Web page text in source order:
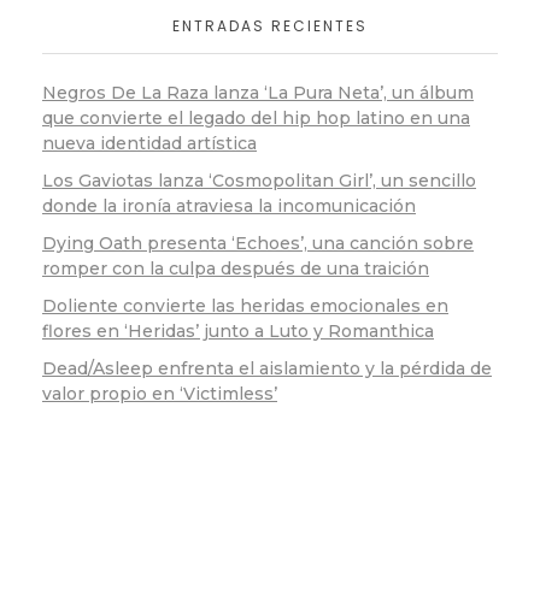
ENTRADAS RECIENTES
Negros De La Raza lanza ‘La Pura Neta’, un álbum
que convierte el legado del hip hop latino en una
nueva identidad artística
Los Gaviotas lanza ‘Cosmopolitan Girl’, un sencillo
donde la ironía atraviesa la incomunicación
Dying Oath presenta ‘Echoes’, una canción sobre
romper con la culpa después de una traición
Doliente convierte las heridas emocionales en
flores en ‘Heridas’ junto a Luto y Romanthica
Dead/Asleep enfrenta el aislamiento y la pérdida de
valor propio en ‘Victimless’